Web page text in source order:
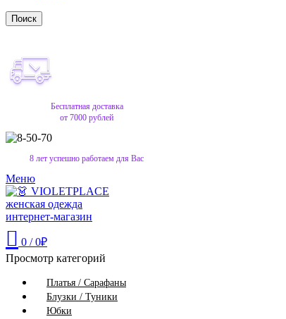
Поиск
Бесплатная доставка
от 7000 рублей
8 лет успешно работаем для Вас
Меню
0 / 0₽
Просмотр категорий
Платья / Сарафаны
Блузки / Туники
Юбки